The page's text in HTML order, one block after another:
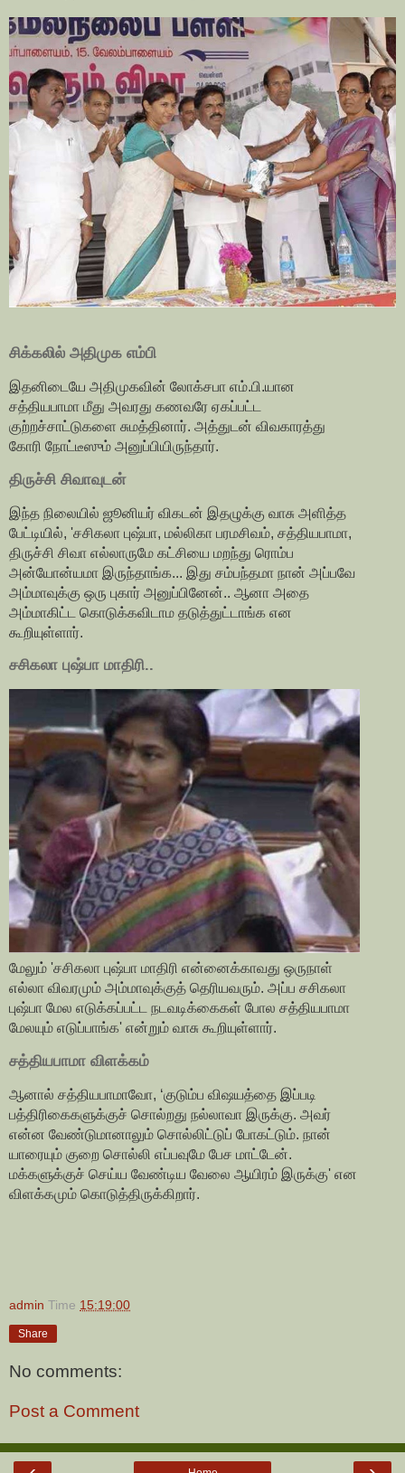
சிக்கலில் அதிமுக எம்பி
இதனிடையே அதிமுகவின் லோக்சபா எம்.பி.யான
சத்தியபாமா மீது அவரது கணவரே ஏகப்பட்ட
குற்றச்சாட்டுகளை சுமத்தினார். அத்துடன் விவகாரத்து
கோரி நோட்டீஸும் அனுப்பியிருந்தார்.
திருச்சி சிவாவுடன்
இந்த நிலையில் ஜூனியர் விகடன் இதழுக்கு வாசு அளித்த
பேட்டியில், 'சசிகலா புஷ்பா, மல்லிகா பரமசிவம், சத்தியபாமா,
திருச்சி சிவா எல்லாருமே கட்சியை மறந்து ரொம்ப
அன்யோன்யமா இருந்தாங்க... இது சம்பந்தமா நான் அப்பவே
அம்மாவுக்கு ஒரு புகார் அனுப்பினேன்.. ஆனா அதை
அம்மாகிட்ட கொடுக்கவிடாம தடுத்துட்டாங்க என
கூறியுள்ளார்.
சசிகலா புஷ்பா மாதிரி..
மேலும் 'சசிகலா புஷ்பா மாதிரி என்னைக்காவது ஒருநாள்
எல்லா விவரமும் அம்மாவுக்குத் தெரியவரும். அப்ப சசிகலா
புஷ்பா மேல எடுக்கப்பட்ட நடவடிக்கைகள் போல சத்தியபாமா
மேலயும் எடுப்பாங்க' என்றும் வாசு கூறியுள்ளார்.
சத்தியபாமா விளக்கம்
ஆனால் சத்தியபாமாவோ, ‘குடும்ப விஷயத்தை இப்படி
பத்திரிகைகளுக்குச் சொல்றது நல்லாவா இருக்கு. அவர்
என்ன வேண்டுமானாலும் சொல்லிட்டுப் போகட்டும். நான்
யாரையும் குறை சொல்லி எப்பவுமே பேச மாட்டேன்.
மக்களுக்குச் செய்ய வேண்டிய வேலை ஆயிரம் இருக்கு' என
விளக்கமும் கொடுத்திருக்கிறார்.
admin Time 15:19:00
Share
No comments:
Post a Comment